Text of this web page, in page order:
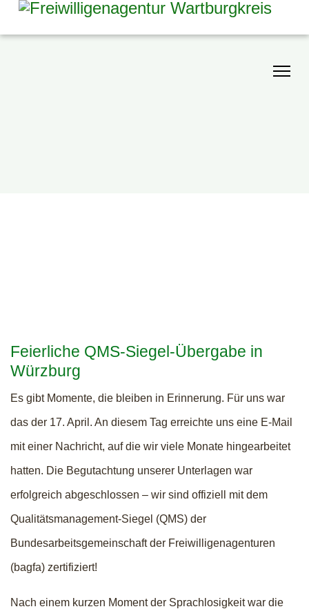
Feierliche QMS-Siegel-Übergabe in
Würzburg
Es gibt Momente, die bleiben in Erinnerung. Für uns war
das der 17. April. An diesem Tag erreichte uns eine E-Mail
mit einer Nachricht, auf die wir viele Monate hingearbeitet
hatten. Die Begutachtung unserer Unterlagen war
erfolgreich abgeschlossen – wir sind offiziell mit dem
Qualitätsmanagement-Siegel (QMS) der
Bundesarbeitsgemeinschaft der Freiwilligenagenturen
(bagfa) zertifiziert!
Nach einem kurzen Moment der Sprachlosigkeit war die